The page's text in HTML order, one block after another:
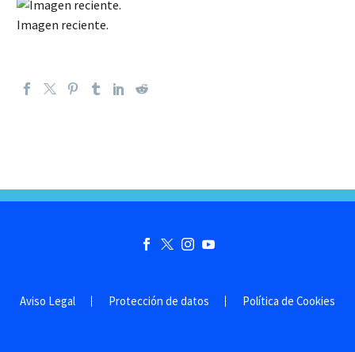
Imagen reciente.
Aviso Legal Protección de datos Política de Cookies